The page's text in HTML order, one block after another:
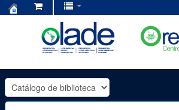
OLADE
-